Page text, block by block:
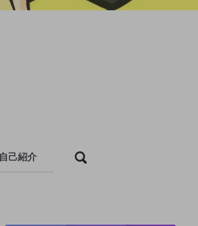
自己紹介